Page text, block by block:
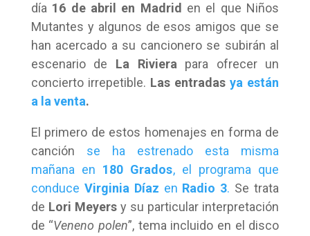
día 16 de abril en Madrid en el que Niños
Mutantes y algunos de esos amigos que se
han acercado a su cancionero se subirán al
escenario de La Riviera para ofrecer un
concierto irrepetible. Las entradasya están
a la venta.
El primero de estos homenajes en forma de
canción se ha estrenado esta misma
mañana en 180 Grados, el programa que
conduce Virginia Díaz en Radio 3. Se trata
de Lori Meyersy su particular interpretación
de “Veneno polen”, tema incluido en el disco